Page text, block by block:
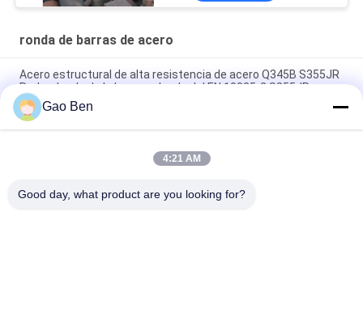
ronda de barras de acero
Acero estructural de alta resistencia de acero Q345B S355JR
Rod redondo de la barra redonda del EN 10025-2 S355JR
Barras redondas de acero de aleación tirada en frío 42CrMo
AISI4140 42CrMo4 Q+T normalizado apagado EN10083
Rodas de barras redondas de acero laminadas en caliente
Gao Ben
4:21 AM
Good day, what product are you looking for?